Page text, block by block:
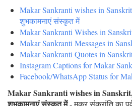
Makar Sankranti wishes in
शुभकामनाएं संस्कृत में
Makar Sankranti Wishes in
Makar Sankranti Messages in
Makar Sankranti Quotes in
Instagram Captions for Makar
Facebook/WhatsApp Status for
Makar Sankranti wishes in Sanskrit,
- मकर संक्रांति का